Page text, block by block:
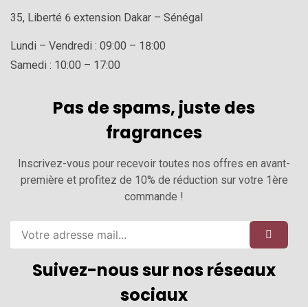
35, Liberté 6 extension Dakar – Sénégal
Lundi – Vendredi : 09:00 – 18:00
Samedi : 10:00 – 17:00
Pas de spams, juste des
fragrances
Inscrivez-vous pour recevoir toutes nos offres en avant-
première et profitez de 10% de réduction sur votre 1ère
commande !
Suivez-nous sur nos réseaux
sociaux